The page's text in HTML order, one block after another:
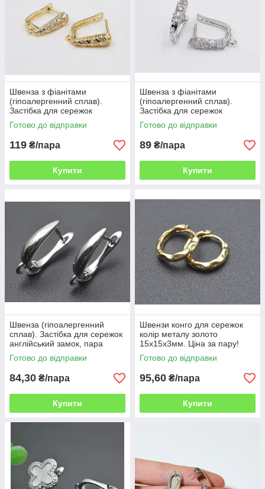
Швенза з фіанітами
(гіпоалергенний сплав).
Застібка для сережок
англійський замок, пара
(KVZ39) ВОВ
Готово до відправки
119 ₴/пара
Купити
Швенза з фіанітами
(гіпоалергенний сплав).
Застібка для сережок
англійський замок, пара ВОВ
Готово до відправки
89 ₴/пара
Купити
Швенза (гіпоалергенний
сплав). Застібка для сережок
англійський замок, пара
Готово до відправки
84,30 ₴/пара
Купити
Швензи конго для сережок
колір металу золото
15х15х3мм. Ціна за пару!
ВОВ
Готово до відправки
95,60 ₴/пара
Купити